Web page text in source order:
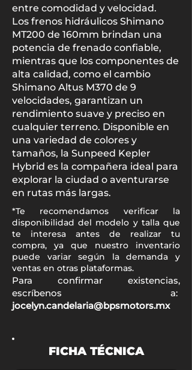
entre comodidad y velocidad.
Los frenos hidráulicos Shimano
MT200 de 160mm brindan una
potencia de frenado confiable,
mientras que los componentes de
alta calidad, como el cambio
Shimano Altus M370 de 9
velocidades, garantizan un
rendimiento suave y preciso en
cualquier terreno. Disponible en
una variedad de colores y
tamaños, la Sunpeed Kepler
Hybrid es la compañera ideal para
explorar la ciudad o aventurarse
en rutas más largas.
*Te recomendamos verificar la
disponibilidad del modelo y talla que
te interesa antes de realizar tu
compra, ya que nuestro inventario
puede variar según la demanda y
ventas en otras plataformas.
Para confirmar existencias,
escríbenos a:
jocelyn.candelaria@bpsmotors.mx
FICHA TÉCNICA